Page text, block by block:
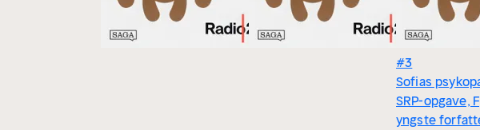
noget for alverden.Anders Lund Madsen er uddannet journalist, men er
for sin medvirken i Zirkus Nemo med Søren Østergaard, De Sorte
Sammen med sin bror Peter Lund Madsen har han optrådt med flere
#3
Sofias
SRP-opgave,
yngste